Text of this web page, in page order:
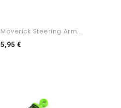
Maverick Steering Arm...
5,95 €Preço